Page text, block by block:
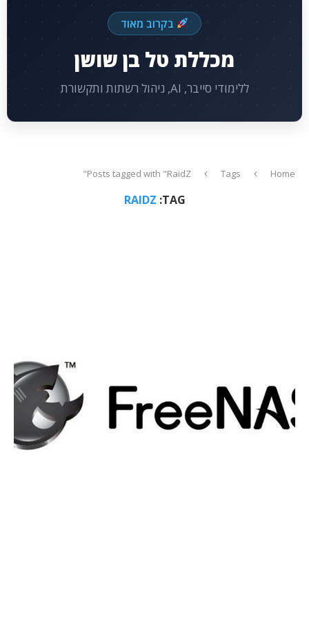
בקרוב מאוד
מכללת טל בן שושן
ללימודי סייבר, AI, ניהול רשתות ותקשורת
Home
Tags
Posts tagged with "RaidZ"
TAG:
RAIDZ